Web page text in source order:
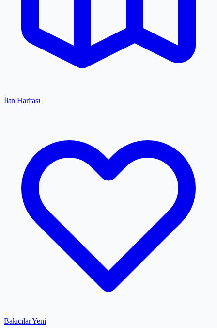
İlan Haritası
BakıcılarYeni